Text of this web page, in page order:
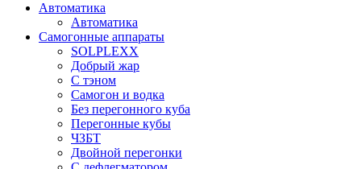
Автоматика
Автоматика
Самогонные аппараты
SOLPLEXX
Добрый жар
С тэном
Самогон и водка
Без перегонного куба
Перегонные кубы
ЧЗБТ
Двойной перегонки